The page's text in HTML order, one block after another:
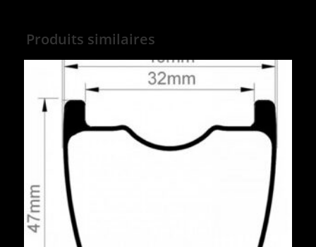
Produits similaires